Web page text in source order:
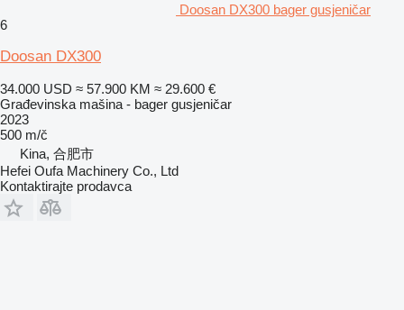
Doosan DX300 bager gusjeničar
6
Doosan DX300
34.000 USD ≈ 57.900 KM ≈ 29.600 €
Građevinska mašina - bager gusjeničar
2023
500 m/č
Kina, 合肥市
Hefei Oufa Machinery Co., Ltd
Kontaktirajte prodavca